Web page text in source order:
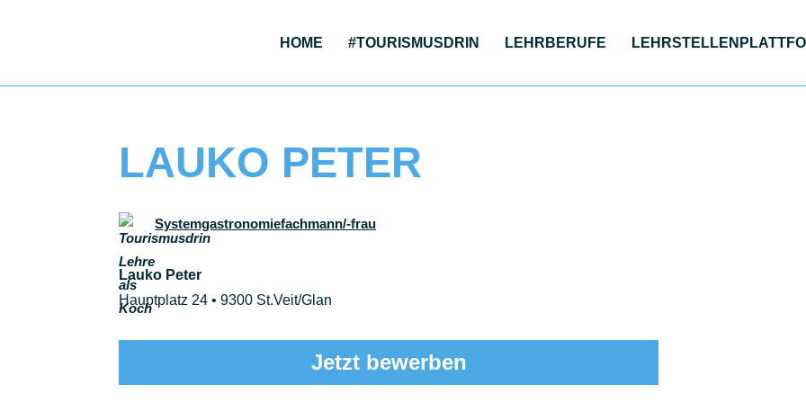
HOME #TOU­RIS­MUS­DRIN LEHR­BE­RU­FE
LAUKO PETER
Systemgastronomiefachmann/-frau
Lauko Peter
Hauptplatz 24 • 9300 St.Veit/Glan
Jetzt bewerben